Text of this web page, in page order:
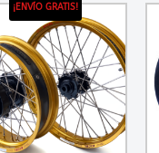
¡ENVÍO GRATIS!